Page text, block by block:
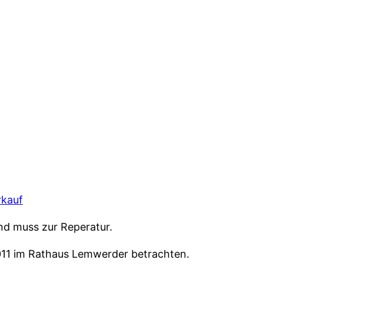
muss zur Reperatur.
im Rathaus Lemwerder betrachten.